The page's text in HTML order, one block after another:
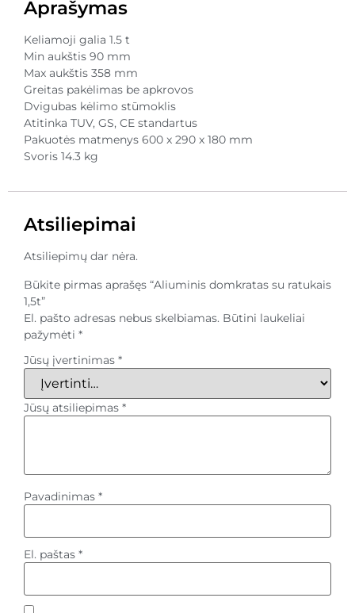
Aprašymas
Keliamoji galia 1.5 t
Min aukštis 90 mm
Max aukštis 358 mm
Greitas pakėlimas be apkrovos
Dvigubas kėlimo stūmoklis
Atitinka TUV, GS, CE standartus
Pakuotės matmenys 600 x 290 x 180 mm
Svoris 14.3 kg
Atsiliepimai
Atsiliepimų dar nėra.
Būkite pirmas aprašęs “Aliuminis domkratas su ratukais
1,5t”
El. pašto adresas nebus skelbiamas. Būtini laukeliai
pažymėti *
Jūsų įvertinimas *
Jūsų atsiliepimas *
Pavadinimas *
El. paštas *